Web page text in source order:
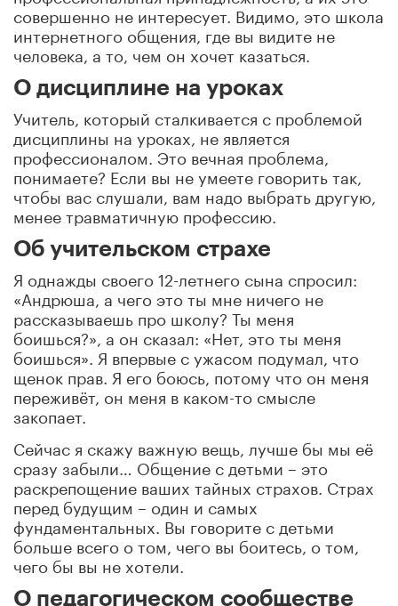
совершенно не интересует. Видимо, это школа
интернетного общения, где вы видите не
человека, а то, чем он хочет казаться.
О дисциплине на уроках
Учитель, который сталкивается с проблемой
дисциплины на уроках, не является
профессионалом. Это вечная проблема,
понимаете? Если вы не умеете говорить так,
чтобы вас слушали, вам надо выбрать другую,
менее травматичную профессию.
Об учительском страхе
Я однажды своего 12-летнего сына спросил:
«Андрюша, а чего это ты мне ничего не
рассказываешь про школу? Ты меня
боишься?», а он сказал: «Нет, это ты меня
боишься». Я впервые с ужасом подумал, что
щенок прав. Я его боюсь, потому что он меня
переживёт, он меня в каком-то смысле
закопает.
Сейчас я скажу важную вещь, лучше бы мы её
сразу забыли… Общение с детьми – это
раскрепощение ваших тайных страхов. Страх
перед будущим – один и самых
фундаментальных. Вы говорите с детьми
больше всего о том, чего вы боитесь, о том,
чего бы вы не хотели.
О педагогическом сообществе